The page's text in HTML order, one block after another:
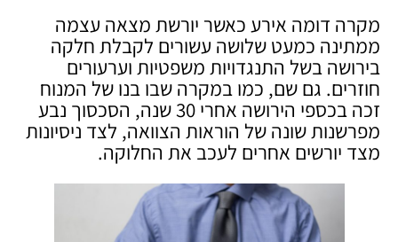
מקרה דומה אירע כאשר יורשת מצאה עצמה
ממתינה כמעט שלושה עשורים לקבלת חלקה
בירושה בשל התנגדויות משפטיות וערעורים
חוזרים. גם שם, כמו במקרה שבו בנו של המנוח
זכה בכספי הירושה אחרי 30 שנה, הסכסוך נבע
מפרשנות שונה של הוראות הצוואה, לצד ניסיונות
מצד יורשים אחרים לעכב את החלוקה.